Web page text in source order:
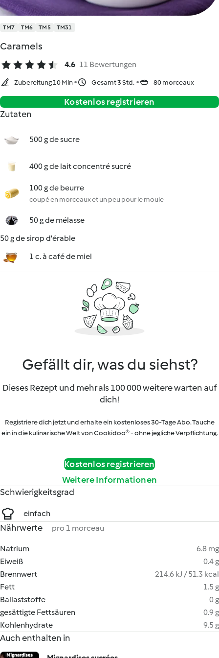
TM7 TM6 TM5 TM31
Caramels
4.6 11 Bewertungen
Zubereitung 10 Min Gesamt 3 Std. 80 morceaux
Kostenlos registrieren
Zutaten
500 g de sucre
400 g de lait concentré sucré
100 g de beurre
coupé en morceaux et un peu pour le moule
50 g de mélasse
50 g de sirop d'érable
1 c. à café de miel
Gefällt dir, was du siehst?
Dieses Rezept und mehr als 100 000 weitere warten auf
dich!
Registriere dich jetzt und erhalte ein kostenloses 30-Tage Abo. Tauche
ein in die kulinarische Welt von Cookidoo® - ohne jegliche Verpflichtung.
Kostenlos registrieren
Weitere Informationen
Schwierigkeitsgrad
einfach
Nährwerte pro 1 morceau
Natrium
6.8 mg
Eiweiß
0.4 g
Brennwert
214.6 kJ / 51.3 kcal
Fett
1.5 g
Ballaststoffe
0 g
gesättigte Fettsäuren
0.9 g
Kohlenhydrate
9.5 g
Auch enthalten in